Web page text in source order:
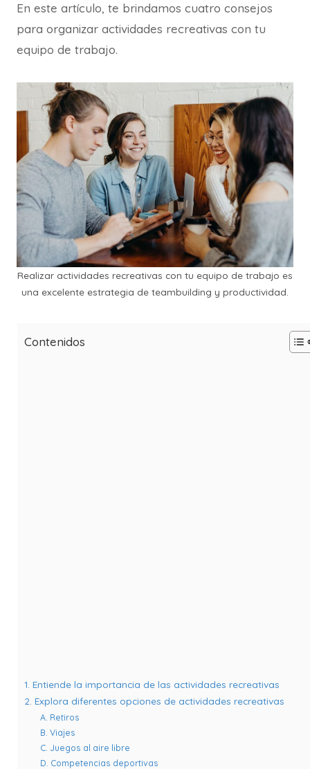
En este artículo, te brindamos cuatro consejos
para organizar actividades recreativas con tu
equipo de trabajo.
Realizar actividades recreativas con tu equipo de trabajo es
una excelente estrategia de teambuilding y productividad.
Contenidos
1. Entiende la importancia de las actividades recreativas
2. Explora diferentes opciones de actividades recreativas
A. Retiros
B. Viajes
C. Juegos al aire libre
D. Competencias deportivas